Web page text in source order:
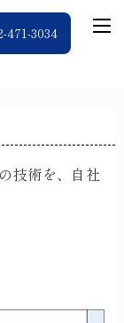
471-3034
技術を、自社